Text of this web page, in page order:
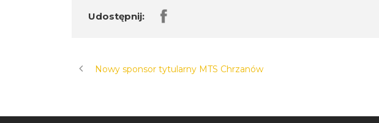
Udostępnij:
Nowy sponsor tytularny MTS Chrzanów